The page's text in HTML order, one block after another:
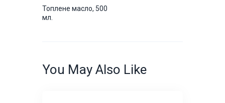
Post
Топлене масло, 500
мл.
You May Also Like